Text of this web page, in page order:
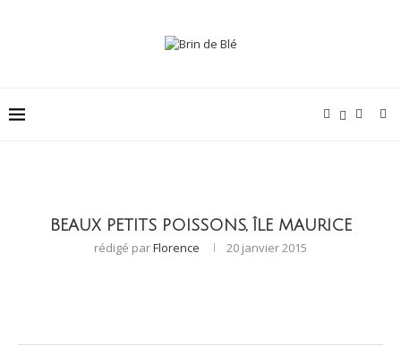
BEAUX PETITS POISSONS, ÎLE MAURICE
rédigé parFlorence 20 janvier 2015